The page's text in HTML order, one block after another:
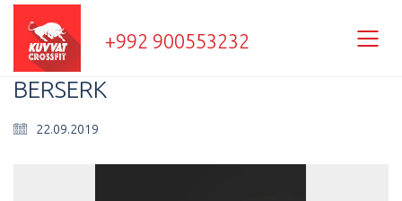
+992 900553232
BERSERK
22.09.2019